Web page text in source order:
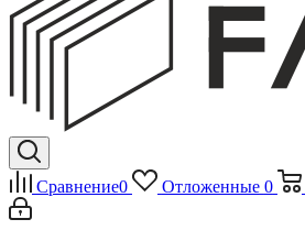
Сравнение0 Отложенные 0